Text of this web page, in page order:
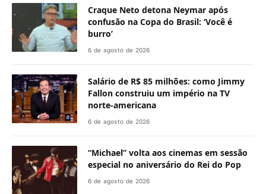
Craque Neto detona Neymar após
confusão na Copa do Brasil: ‘Você é
burro’
6 de agosto de 2026
Salário de R$ 85 milhões: como Jimmy
Fallon construiu um império na TV
norte-americana
6 de agosto de 2026
“Michael” volta aos cinemas em sessão
especial no aniversário do Rei do Pop
6 de agosto de 2026